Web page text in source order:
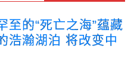
至的“死亡之海”蕴藏
浩瀚湖泊 将改变中